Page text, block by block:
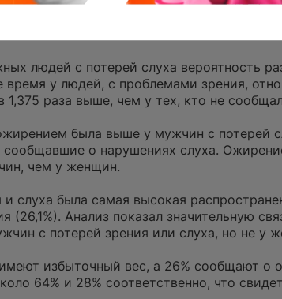
с потерей зрения и слуха, а также
людей с потерей слуха вероятность
у людей, с проблемами зрения,
раза выше, чем у тех, кто не
была выше у мужчин с потерей
о нарушениях слуха.
чем у женщин.
слуха была самая высокая
(26,1%). Анализ показал значительную
с потерей зрения или слуха, но не у
избыточный вес, а 26% сообщают о
64% ​​и 28% соответственно, что